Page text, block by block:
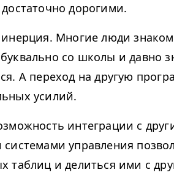
дорогими.
Многие люди
со школы и давно
А переход на другую
усилий.
интеграции с
управления
таблиц и делиться ими с